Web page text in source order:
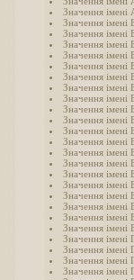
Значення імені
Значення імені
Значення імені
Значення імені
Значення імені
Значення імені
Значення імені
Значення імені
Значення імені
Значення імені
Значення імені
Значення імені
Значення імені
Значення імені
Значення імені
Значення імені
Значення імені
Значення імені
Значення
Значення імені
Значення імені
Значення імені
Значення імені
Значення імені
Значення імені